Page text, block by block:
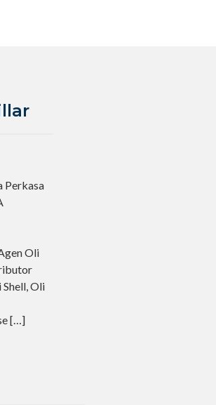
Perkasa
Oli
Oli
[…]